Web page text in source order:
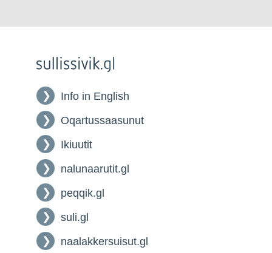
Info in English
Oqartussaasunut
Ikiuutit
nalunaarutit.gl
peqqik.gl
suli.gl
naalakkersuisut.gl